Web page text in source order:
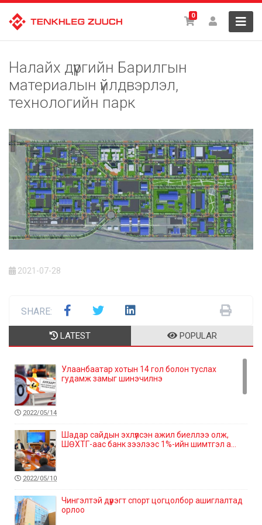
0
Налайх дүүргийн Барилгын
материалын үйлдвэрлэл,
технологийн парк
2021-07-28
SHARE:
LATEST POPULAR
Улаанбаатар хотын 14 гол болон туслах
гудамж замыг шинэчилнэ
2022/05/14
Шадар сайдын эхлүүлсэн ажил биеллээ олж,
ШӨХТГ-аас банк зээлээс 1%-ийн шимтгэл а...
2022/05/10
Чингэлтэй дүүрэгт спорт цогцолбор ашиглалтад
орлоо